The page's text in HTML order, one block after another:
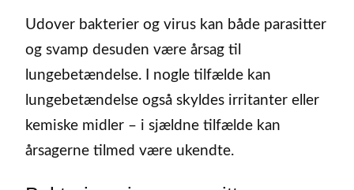
Udover bakterier og virus kan både parasitter
og svamp desuden være årsag til
lungebetændelse. I nogle tilfælde kan
lungebetændelse også skyldes irritanter eller
kemiske midler – i sjældne tilfælde kan
årsagerne tilmed være ukendte.